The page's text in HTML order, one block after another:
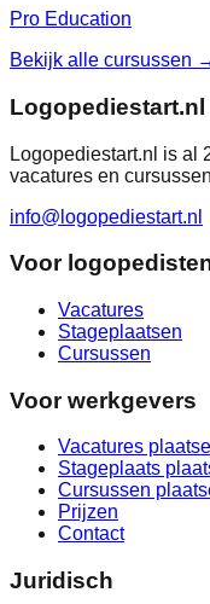
Pro Education
Bekijk alle cursussen
Logopediestart.nl
Logopediestart.nl is al
vacatures en
info@logopediestart.nl
Voor
Vacatures
Stageplaatsen
Cursussen
Voor werkgevers
Vacatures
Stageplaats
Cursussen
Prijzen
Contact
Juridisch